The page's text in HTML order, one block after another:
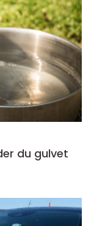
du gulvet